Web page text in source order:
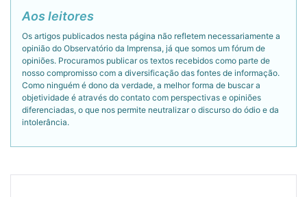
Aos leitores
Os artigos publicados nesta página não refletem necessariamente a
opinião do Observatório da Imprensa, já que somos um fórum de
opiniões. Procuramos publicar os textos recebidos como parte de
nosso compromisso com a diversificação das fontes de informação.
Como ninguém é dono da verdade, a melhor forma de buscar a
objetividade é através do contato com perspectivas e opiniões
diferenciadas, o que nos permite neutralizar o discurso do ódio e da
intolerância.